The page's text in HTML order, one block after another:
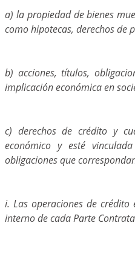
a) la propiedad de bienes
como hipotecas, derechos de
b) acciones, títulos,
implicación económica en
c) derechos de crédito y
económico y esté
obligaciones que
i. Las operaciones de
interno de cada Parte